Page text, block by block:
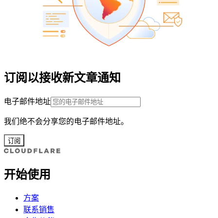
订阅以接收新文章通知
电子邮件地址
我们绝不会分享您的电子邮件地址。
订阅
开始使用
方案
联系销售